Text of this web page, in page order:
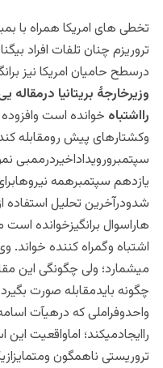
تخطی های امریکا همراه با
تروریزم چنان تلفات افراد
درسطح حامیان امریکا نیز
رااشتباه خوانده است
وکشتارهای پیش رومقابله
سپتمبرورویداداخیردرممبی
یازدهم سپتمبرهمه
شدودرآخرین تحلیل استفاده
هاراسوال برانگیزخوانده
اشتباه وگمراه کننده خواند.
میشمارد؛ ولی چگونگی این
چگونه بایدمقابله صورت
واحدوفراملی که درهیآت
راایجادمیکند؛ اماواقعیت
تروریستی ناهمگون